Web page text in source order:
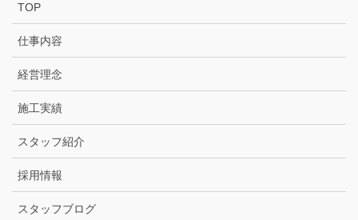
TOP
仕事内容
経営理念
施工実績
スタッフ紹介
採用情報
スタッフブログ